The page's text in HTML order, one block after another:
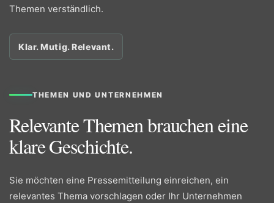
Themen verständlich.
Klar. Mutig. Relevant.
THEMEN UND UNTERNEHMEN
Relevante Themen brauchen eine
klare Geschichte.
Sie möchten eine Pressemitteilung einreichen, ein
relevantes Thema vorschlagen oder Ihr Unternehmen